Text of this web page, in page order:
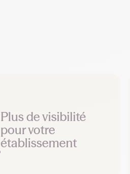
Plus de visibilité
pour votre
établissement